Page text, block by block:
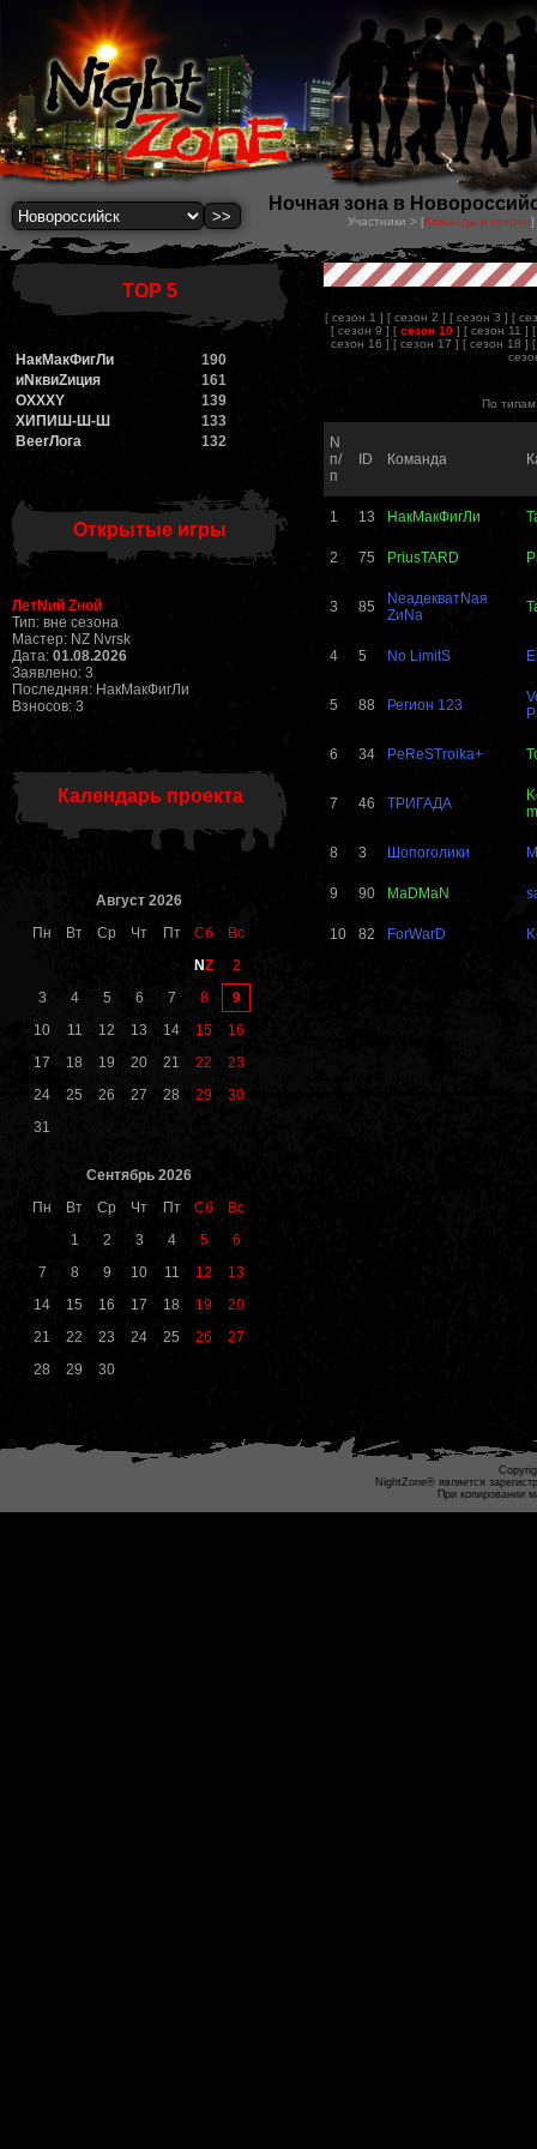
Ночная зона в
Участники > [Команды в сезоне]
TOP 5
НакМакФигЛи
190
иNквиZиция
161
OXXXY
139
ХИПИШ-Ш-Ш
133
BeerЛога
132
Открытые игры
ЛетNий Zной
Тип: вне сезона
Мастер: NZ Nvrsk
Дата: 01.08.2026
Заявлено: 3
Последняя: НакМакФигЛи
Взносов: 3
Календарь проекта
Август 2026
Пн
Вт Ср Чт Пт Сб
Вс
NZ
2
3
4 5 6 7 8
9
10
11 12 13 14 15
16
17
18 19 20 21 22
23
24
25 26 27 28 29
30
31
Сентябрь 2026
Пн
Вт Ср Чт Пт Сб
Вс
1
2 3 4 5
6
7
8 9 10 11 12
13
14
15 16 17 18 19
20
21
22 23 24 25 26
27
28
29 30
[ сезон 1 ] [ сезон 2 ] [ сезон 3 ] [
[ сезон 9 ] [ сезон 10 ] [ сезон 11 ]
сезон 16 ] [ сезон 17 ] [ сезон 18 ]
По
N
п/
п
ID Команда
1 13 НакМакФигЛи
2 75 PriusTARD
3 85
NеадекватNая
ZиNа
4 5 No LimitS
5 88 Регион 123
6 34 PeReSTroika+
7 46 ТРИГАДА
8 3 Шопоголики
9 90 MaDMaN
10 82 ForWarD
NightZone® является
При копировании